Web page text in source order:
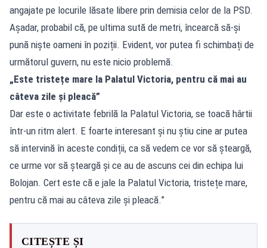
angajate pe locurile lăsate libere prin demisia celor de la PSD.
Așadar, probabil că, pe ultima sută de metri, încearcă să-și
pună niște oameni în poziții. Evident, vor putea fi schimbați de
următorul guvern, nu este nicio problemă.
„Este tristețe mare la Palatul Victoria, pentru că mai au
câteva zile și pleacă”
Dar este o activitate febrilă la Palatul Victoria, se toacă hârtii
într-un ritm alert. E foarte interesant și nu știu cine ar putea
să intervină în aceste condiții, ca să vedem ce vor să șteargă,
ce urme vor să șteargă și ce au de ascuns cei din echipa lui
Bolojan. Cert este că e jale la Palatul Victoria, tristețe mare,
pentru că mai au câteva zile și pleacă.”
CITEȘTE ȘI